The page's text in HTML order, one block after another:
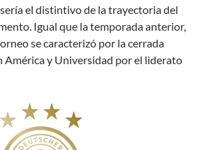
sería el distintivo de la trayectoria del
Igual que la temporada anterior,
se caracterizó por la cerrada
América y Universidad por el liderato